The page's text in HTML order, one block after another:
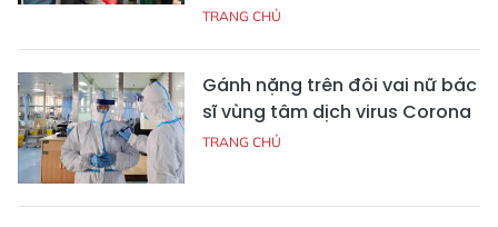
TRANG CHỦ
Gánh nặng trên đôi vai nữ bác
sĩ vùng tâm dịch virus Corona
TRANG CHỦ